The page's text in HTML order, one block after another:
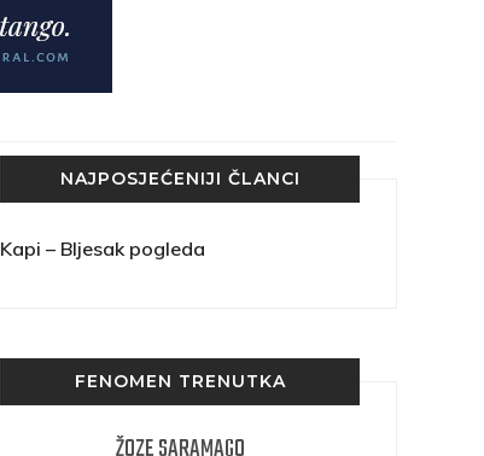
NAJPOSJEĆENIJI ČLANCI
Kapi – Bljesak pogleda
FENOMEN TRENUTKA